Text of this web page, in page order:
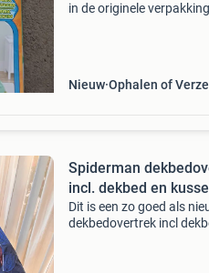
in de originele
Nieuw Ophalen of
Spiderman
incl. dekbed en
Dit is een zo goed als
dekbedovertrek incl